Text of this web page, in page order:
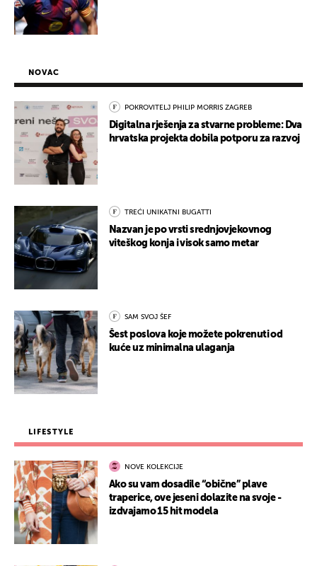
NOVAC
POKROVITELJ PHILIP MORRIS ZAGREB
Digitalna rješenja za stvarne probleme: Dva
hrvatska projekta dobila potporu za razvoj
TREĆI UNIKATNI BUGATTI
Nazvan je po vrsti srednjovjekovnog
viteškog konja i visok samo metar
SAM SVOJ ŠEF
Šest poslova koje možete pokrenuti od
kuće uz minimalna ulaganja
LIFESTYLE
NOVE KOLEKCIJE
Ako su vam dosadile “obične” plave
traperice, ove jeseni dolazite na svoje -
izdvajamo 15 hit modela